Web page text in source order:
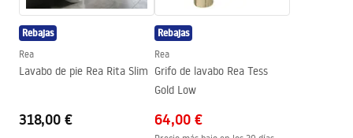
Tecnología de recubrimiento
PVD
Diámetro de la conexión
3/8 pulgadas
Garantía
Información de seguridad
Safety_Information_Faucets.pdf
Rebajas
Rea
Lavabo de pie Rea Rita Slim
318,00 €
Rebajas
Rea
Grifo de lavabo Rea Tess
Gold Low
64,00 €